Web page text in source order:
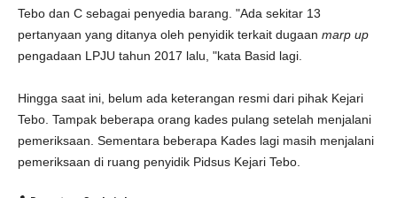
Tebo dan C sebagai penyedia barang. "Ada sekitar 13
pertanyaan yang ditanya oleh penyidik terkait dugaan marp up
pengadaan LPJU tahun 2017 lalu, "kata Basid lagi.
Hingga saat ini, belum ada keterangan resmi dari pihak Kejari
Tebo. Tampak beberapa orang kades pulang setelah menjalani
pemeriksaan. Sementara beberapa Kades lagi masih menjalani
pemeriksaan di ruang penyidik Pidsus Kejari Tebo.